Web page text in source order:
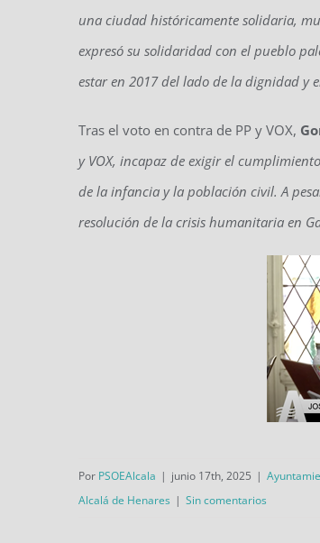
una ciudad históricamente solidaria,
expresó su solidaridad con el pueblo
estar en 2017 del lado de la dignidad y
Tras el voto en contra de PP y VOX,
y VOX, incapaz de exigir el
de la infancia y la población civil. A
resolución de la crisis humanitaria en
Por PSOEAlcala | junio 17th, 2025 |
Alcalá de Henares | Sin comentarios